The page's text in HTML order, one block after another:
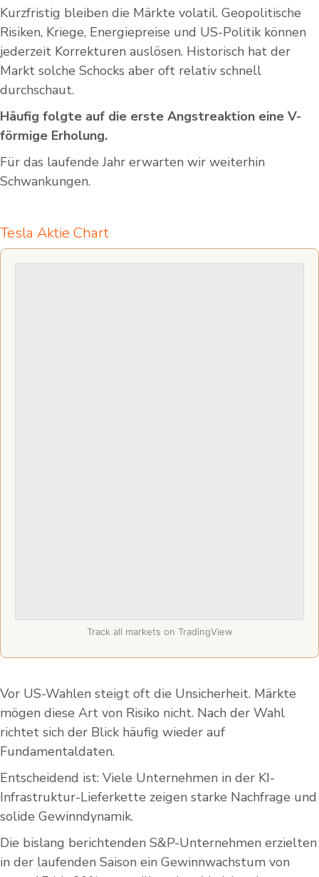
Kurzfristig bleiben die Märkte volatil. Geopolitische
Risiken, Kriege, Energiepreise und US-Politik können
jederzeit Korrekturen auslösen. Historisch hat der
Markt solche Schocks aber oft relativ schnell
durchschaut.
Häufig folgte auf die erste Angstreaktion eine V-
förmige Erholung.
Für das laufende Jahr erwarten wir weiterhin
Schwankungen.
Tesla Aktie Chart
Track all markets on TradingView
Vor US-Wahlen steigt oft die Unsicherheit. Märkte
mögen diese Art von Risiko nicht. Nach der Wahl
richtet sich der Blick häufig wieder auf
Fundamentaldaten.
Entscheidend ist: Viele Unternehmen in der KI-
Infrastruktur-Lieferkette zeigen starke Nachfrage und
solide Gewinndynamik.
Die bislang berichtenden S&P-Unternehmen erzielten
in der laufenden Saison ein Gewinnwachstum von